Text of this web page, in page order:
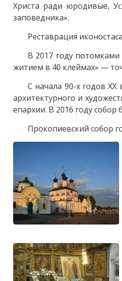
Христа ради юродивые,
заповедника».
Реставрация
В 2017 году
житием в 40 клеймах» —
С начала 90-х годов ХХ
архитектурного и
епархии. В 2016 году
Прокопиевский собор